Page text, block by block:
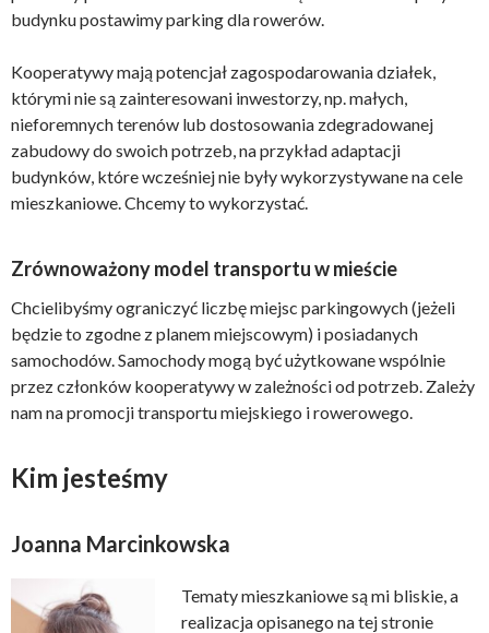
budynku postawimy parking dla rowerów.
Kooperatywy mają potencjał zagospodarowania działek,
którymi nie są zainteresowani inwestorzy, np. małych,
nieforemnych terenów lub dostosowania zdegradowanej
zabudowy do swoich potrzeb, na przykład adaptacji
budynków, które wcześniej nie były wykorzystywane na cele
mieszkaniowe. Chcemy to wykorzystać.
Zrównoważony model transportu w mieście
Chcielibyśmy ograniczyć liczbę miejsc parkingowych (jeżeli
będzie to zgodne z planem miejscowym) i posiadanych
samochodów. Samochody mogą być użytkowane wspólnie
przez członków kooperatywy w zależności od potrzeb. Zależy
nam na promocji transportu miejskiego i rowerowego.
Kim jesteśmy
Joanna Marcinkowska
Tematy mieszkaniowe są mi bliskie, a
realizacja opisanego na tej stronie